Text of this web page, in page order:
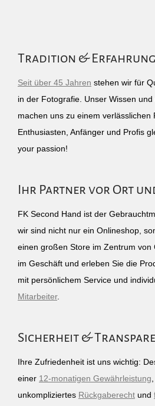
Tradition & Erfahrung
Seit über 45 Jahren stehen wir für
in der Fotografie. Unser Wissen
machen uns zu einem verlässlichen
Enthusiasten, Anfänger und Profis
your passion!
Ihr Partner vor Ort
FK Second Hand ist der
wir sind nicht nur ein Onlineshop,
einen großen Store im Zentrum von
im Geschäft und erleben Sie die
mit persönlichem Service und
Mitarbeiter.
Sicherheit &
Ihre Zufriedenheit ist uns wichtig:
einer 12-monatigen Gewährleistung
unkompliziertes Rückgaberecht und